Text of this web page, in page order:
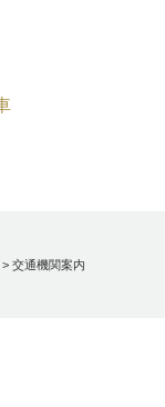
> 交通機関案内